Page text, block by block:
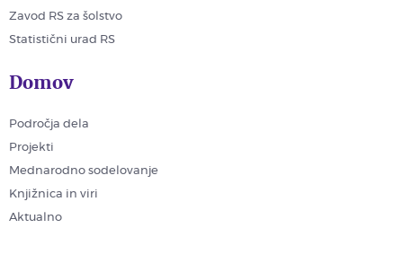
Zavod RS za šolstvo
Statistični urad RS
Domov
Področja dela
Projekti
Mednarodno sodelovanje
Knjižnica in viri
Aktualno